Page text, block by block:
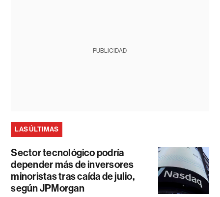
PUBLICIDAD
LAS ÚLTIMAS
Sector tecnológico podría
depender más de inversores
minoristas tras caída de julio,
según JPMorgan